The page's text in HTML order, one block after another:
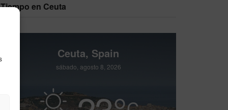
Tiempo en Ceuta
Ceuta, Spain
sábado, agosto 8, 2026